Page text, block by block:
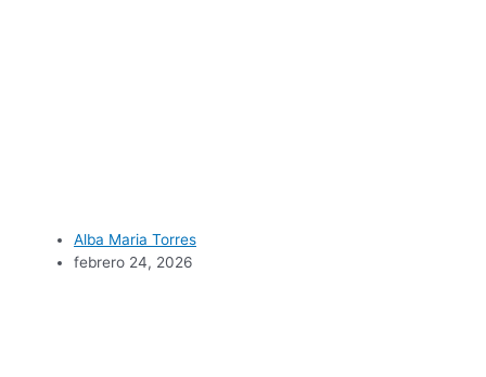
Alba Maria Torres
febrero 24, 2026